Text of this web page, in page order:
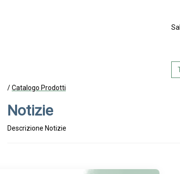
/Catalogo Prodotti
Notizie
Descrizione Notizie